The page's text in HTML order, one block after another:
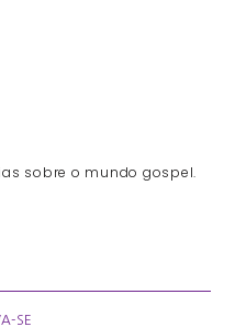
sobre o mundo gospel.
SE